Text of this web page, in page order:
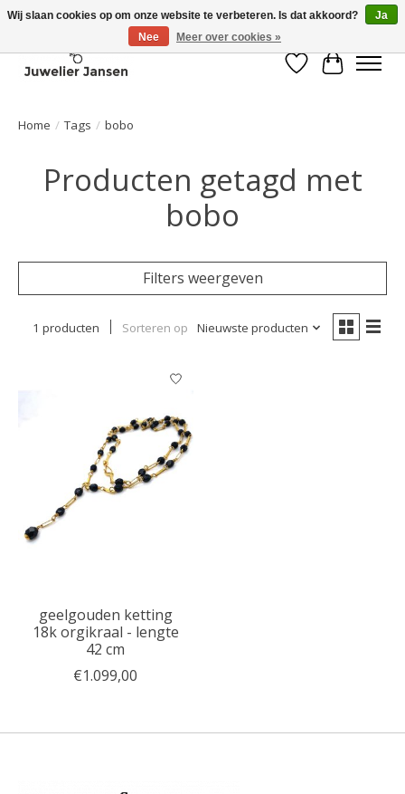
Verlanglijst
Home / Tags / bobo
Producten getagd met
bobo
Filters weergeven
1 producten Sorteren op Nieuwste producten
geelgouden ketting
18k orgikraal - lengte
42 cm
€1.099,00
Wij slaan cookies op om onze website te verbeteren. Is dat akkoord?
Ja
Nee
Meer over cookies »